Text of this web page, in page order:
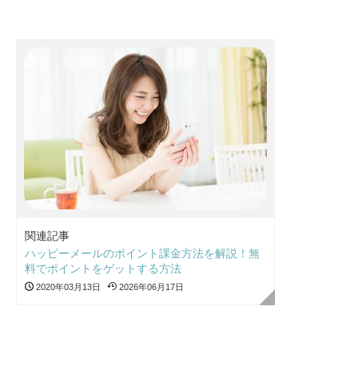
関連記事
ハッピーメールのポイント課金方法を解説！無
料でポイントをゲットする方法
2020年03月13日 2026年06月17日